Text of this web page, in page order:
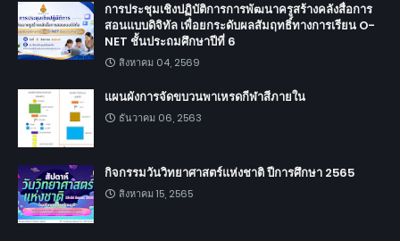
การประชุมเชิงปฏิบัติการการพัฒนาครูสร้างคลังสื่อการ
สอนแบบดิจิทัล เพื่อยกระดับผลสัมฤทธิ์ทางการเรียน O-
NET ชั้นประถมศึกษาปีที่ 6
สิงหาคม 04, 2569
แผนผังการจัดขบวนพาเหรดกีฬาสีภายใน
ธันวาคม 06, 2563
กิจกรรมวันวิทยาศาสตร์แห่งชาติ ปีการศึกษา 2565
สิงหาคม 15, 2565